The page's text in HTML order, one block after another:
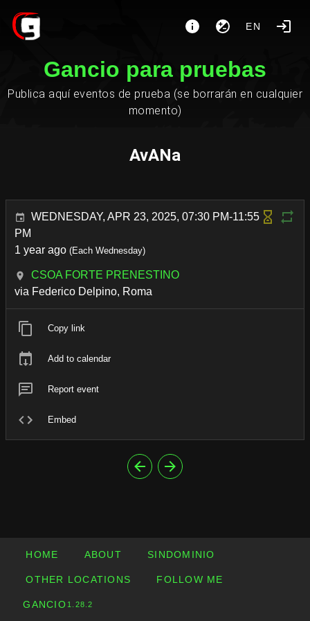
EN
Gancio para pruebas
Publica aquí eventos de prueba (se borrarán en cualquier
momento)
AvANa
WEDNESDAY, APR 23, 2025, 07:30 PM-11:55
PM
1 year ago (Each Wednesday)
CSOA FORTE PRENESTINO
via Federico Delpino, Roma
Copy link
Add to calendar
Report event
Embed
HOME ABOUT SINDOMINIO
OTHER LOCATIONS FOLLOW ME
GANCIO 1.28.2